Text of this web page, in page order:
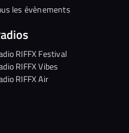
les évènements
RIFFX Festival
RIFFX Vibes
RIFFX Air